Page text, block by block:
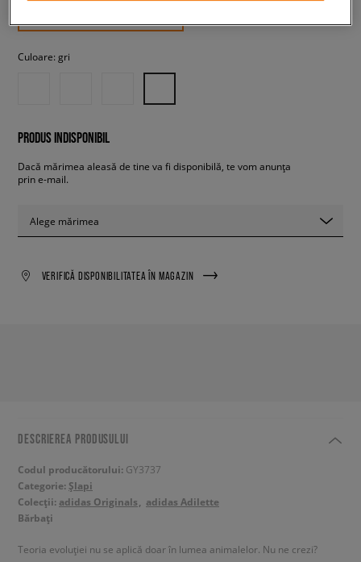
Culoare: gri
PRODUS INDISPONIBIL
Dacă mărimea aleasă de tine va fi disponibilă, te vom anunța
prin e-mail.
Alege mărimea
VERIFICĂ DISPONIBILITATEA ÎN MAGAZIN
DESCRIEREA PRODUSULUI
Codul producătorului: GY3737
Categorie: Șlapi
Colecții: adidas Originals
adidas Adilette
Bărbați
Teoria evoluției nu se aplică doar în lumea animalelor. Nu ne crezi?